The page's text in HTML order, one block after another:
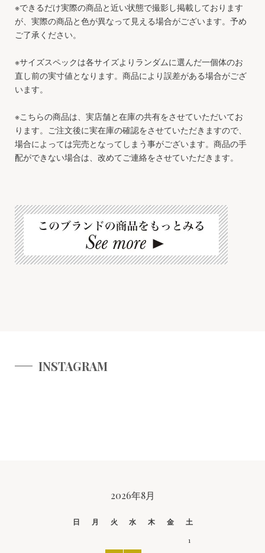
※できるだけ実際の商品と近い状態で撮影し掲載しております
が、実際の商品と色が異なって見える場合がございます。予め
ご了承ください。
※サイズスペックは各サイズよりランダムに選んだ一個体のお
直し前の実寸値となります。商品により誤差がある場合がござ
います。
※こちらの商品は、実店舗と在庫の共有をさせていただいてお
ります。ご注文後に実在庫の確認をさせていただきますので、
場合によっては完売となってしまう事がございます。商品の手
配ができない場合は、改めてご連絡をさせていただきます。
INSTAGRAM
2026年8月
日 月 火 水 木 金
土
1